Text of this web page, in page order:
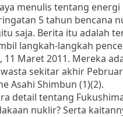
menulis tentang
5 tahun bencana
saja. Berita itu adalah
langkah-langkah
Maret 2011. Mereka
sekitar akhir
Asahi Shimbun (1)(2).
detail tentang
nuklir? Serta